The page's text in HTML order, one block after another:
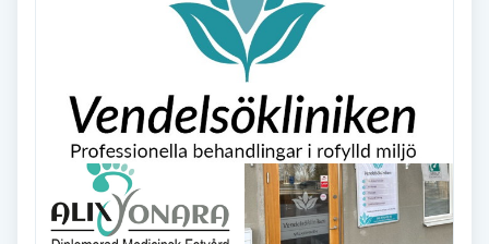
Bambumassage
Barnklippning